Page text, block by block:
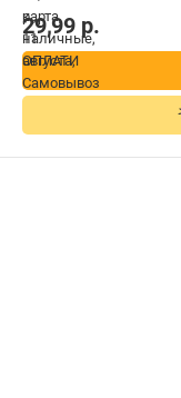
29,99 р.